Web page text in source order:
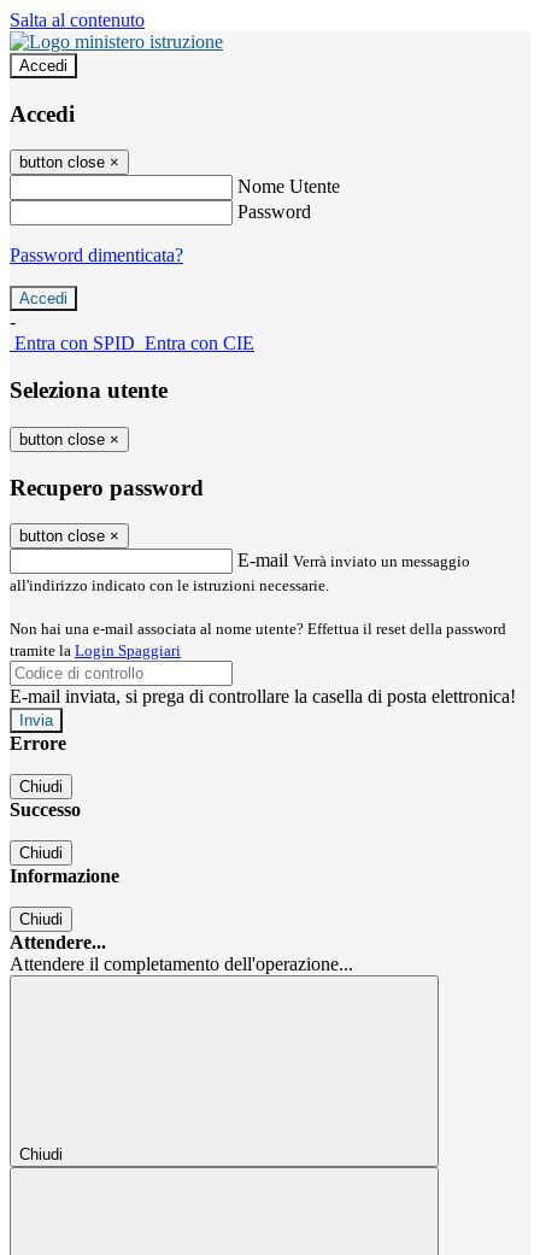
Salta al contenuto
Accedi
Accedi
button close ×
Nome Utente
Password
Password dimenticata?
-
Entra con SPID Entra con CIE
Seleziona utente
button close ×
Recupero password
button close ×
E-mail Verrà inviato un messaggio
all'indirizzo indicato con le istruzioni necessarie.
Non hai una e-mail associata al nome utente? Effettua il reset della password
tramite la Login Spaggiari
E-mail inviata, si prega di controllare la casella di posta elettronica!
Errore
Chiudi
Successo
Chiudi
Informazione
Chiudi
Attendere...
Attendere il completamento dell'operazione...
Chiudi